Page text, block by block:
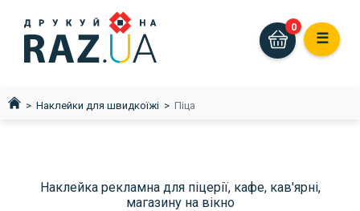
☰
0
Наклейки для швидкоїжі Піца
Наклейка рекламна для піцерії, кафе, кав'ярні,
магазину на вікно